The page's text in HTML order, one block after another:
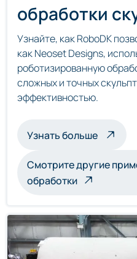
обработки
Узнайте, как RoboDK
как Neoset Designs,
роботизированную
сложных и точных
эффективностью.
Узнать большео
Смотрите другие
обработки